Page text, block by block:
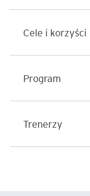
Cele i korzyści
Program
Trenerzy